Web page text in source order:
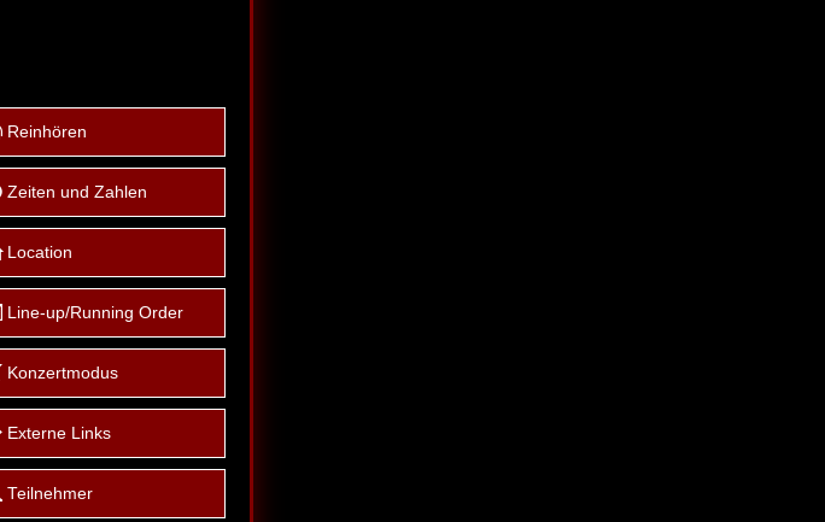
Reinhören
Zeiten und Zahlen
Location
Line-up/Running Order
Konzertmodus
Externe Links
Teilnehmer